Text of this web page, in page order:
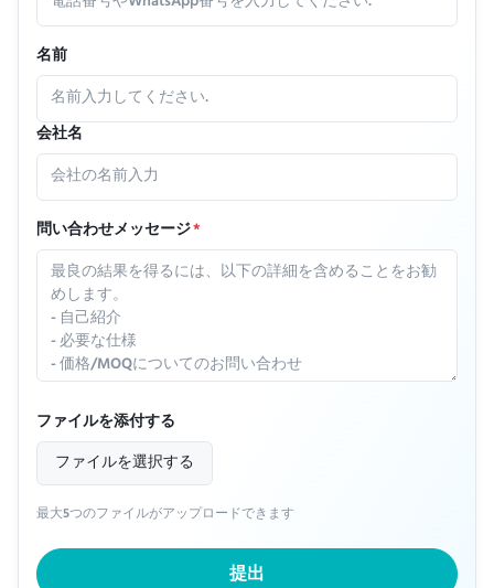
名前
会社名
問い合わせメッセージ*
ファイルを添付する
ファイルを選択する
最大5つのファイルがアップロードできます
提出